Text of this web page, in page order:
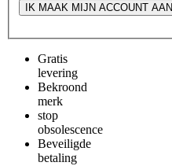
IK MAAK MIJN ACCOUNT AAN
Gratis
levering
Bekroond
merk
stop
obsolescence
Beveiligde
betaling